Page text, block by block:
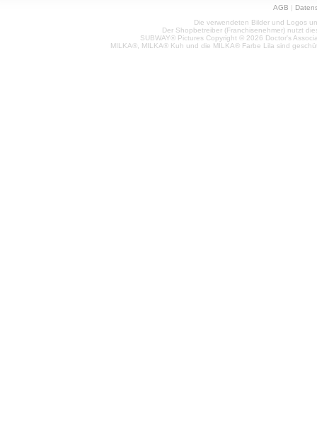
AGB |
Die verwendeten Bilder und Logos
Der Shopbetreiber (Franchisenehmer) nutzt
SUBWAY® Pictures Copyright © 2026 Doctor's
MILKA®, MILKA® Kuh und die MILKA® Farbe Lila sind